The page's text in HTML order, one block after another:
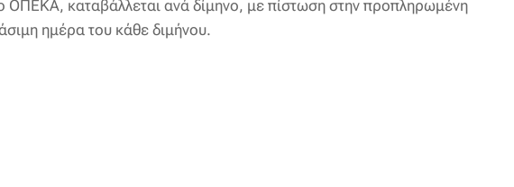
ο ΟΠΕΚΑ, καταβάλλεται ανά δίμηνο, με πίστωση στην προπληρωμένη
ημέρα του κάθε διμήνου.